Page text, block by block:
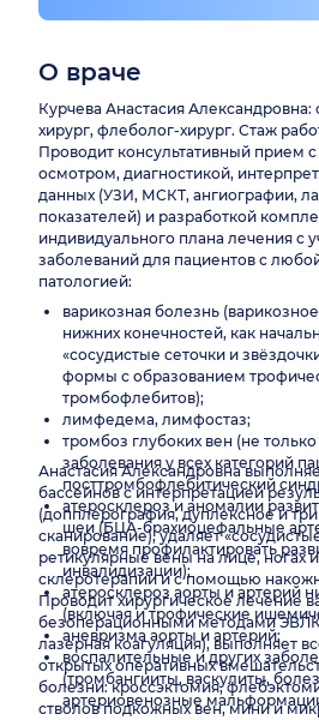
О враче
Курчева Анастасия
хирург, флеболог-хирург. Стаж
Проводит консультативный прием
осмотром, диагностикой,
данных (УЗИ, МСКТ, ангиографии,
показателей) и разработкой
индивидуального плана лечения с
заболеваний для пациентов с
патологией:
варикозная болезнь
нижних конечностей, как
«сосудистые сеточки и
формы с образованием
тромбофлебитов);
лимфедема, лимфостаз;
тромбоз глубоких вен (не
заболевания у всех категорий
посттромбофлебитический
атеросклероз и аномалии
шеи (БЦА-брахиоцефальные
вовремя профилактировать
инвалидизации);
атеросклероз аорты и артерий
(включая и трофические
аневризма аорты и артерий;
воспалительные и других
(тромбангииты, васкулиты,
артериовенозные
Анастасия Александровна
бассейнов с интерпретацией
(допплерография, дуплексное и
сканирование), удаляет
ретикулярные вены на лице, ногах
склеротерапии и с помощью
Проводит хирургическое лечение
безоперационными методами ЭВЛК
лазерная коагуляция), выполняет
открытых оперативных
болезни: кроссэктомия,
стволов подкожных вен, мини и